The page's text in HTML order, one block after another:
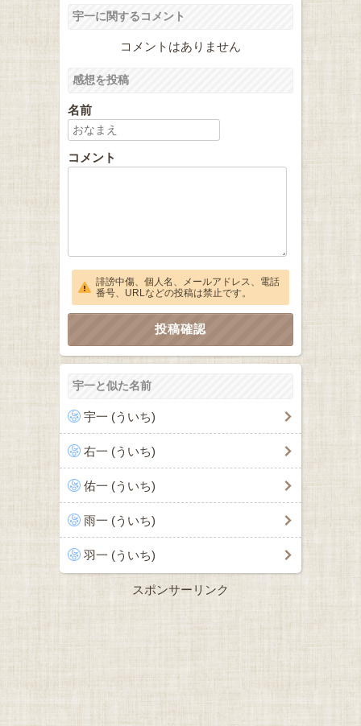
宇一に関するコメント
コメントはありません
感想を投稿
名前
コメント
誹謗中傷、個人名、メールアドレス、電話
番号、URLなどの投稿は禁止です。
宇一と似た名前
宇一 (ういち)
右一 (ういち)
佑一 (ういち)
雨一 (ういち)
羽一 (ういち)
スポンサーリンク